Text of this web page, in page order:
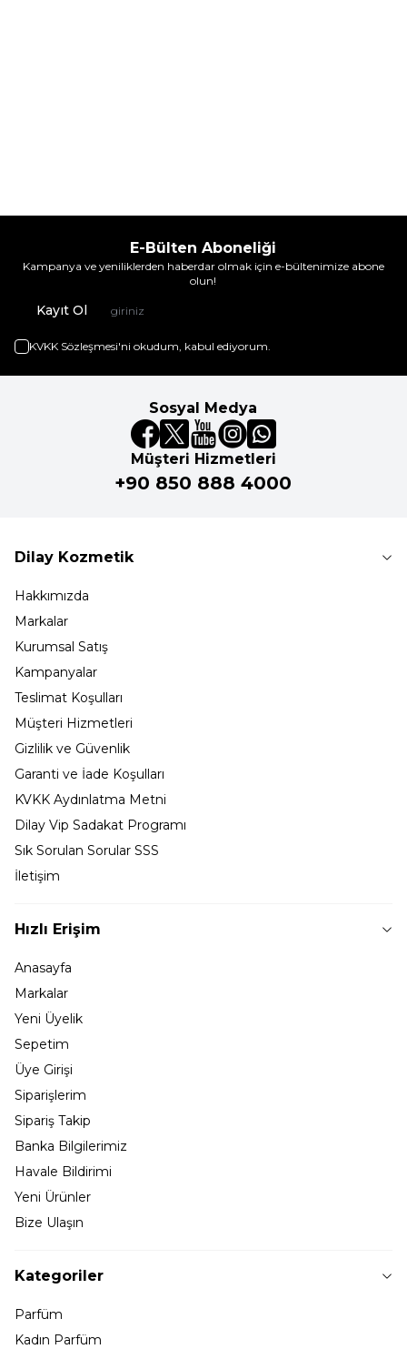
E-Bülten Aboneliği
Kampanya ve yeniliklerden haberdar olmak için e-bültenimize abone
olun!
Kayıt Ol
KVKK Sözleşmesi'ni okudum, kabul ediyorum.
Sosyal Medya
Müşteri Hizmetleri
+90 850 888 4000
Dilay Kozmetik
Hakkımızda
Markalar
Kurumsal Satış
Kampanyalar
Teslimat Koşulları
Müşteri Hizmetleri
Gizlilik ve Güvenlik
Garanti ve İade Koşulları
KVKK Aydınlatma Metni
Dilay Vip Sadakat Programı
Sık Sorulan Sorular SSS
İletişim
Hızlı Erişim
Anasayfa
Markalar
Yeni Üyelik
Sepetim
Üye Girişi
Siparişlerim
Sipariş Takip
Banka Bilgilerimiz
Havale Bildirimi
Yeni Ürünler
Bize Ulaşın
Kategoriler
Parfüm
Kadın Parfüm